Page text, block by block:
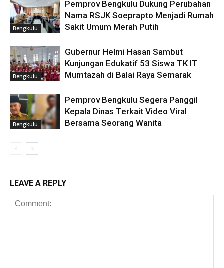
Bengkulu
Pemprov Bengkulu Dukung Perubahan
Nama RSJK Soeprapto Menjadi Rumah
Sakit Umum Merah Putih
Bengkulu
Gubernur Helmi Hasan Sambut
Kunjungan Edukatif 53 Siswa TK IT
Mumtazah di Balai Raya Semarak
Bengkulu
Pemprov Bengkulu Segera Panggil
Kepala Dinas Terkait Video Viral
Bersama Seorang Wanita
LEAVE A REPLY